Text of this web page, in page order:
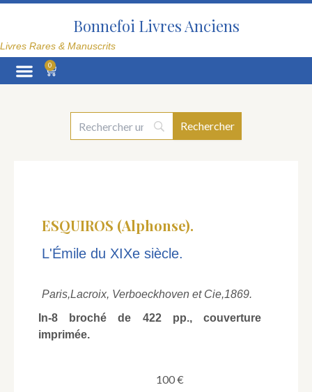
Aller
Bonnefoi Livres Anciens
Livres Rares & Manuscrits
0
Panier
ESQUIROS (Alphonse).
L'Émile du XIXe siècle.
Paris,Lacroix, Verboeckhoven et Cie,1869.
In-8 broché de 422 pp., couverture
imprimée.
100€